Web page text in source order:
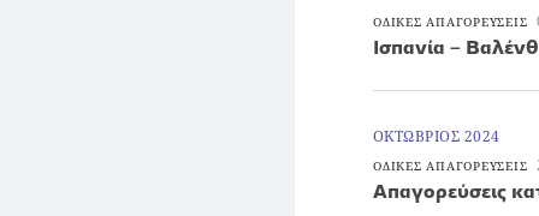
ΟΔΙΚΕΣ ΑΠΑΓΟΡΕΥΣΕΙΣ
Ισπανία –
ΟΚΤΩΒΡΙΟΣ 2024
ΟΔΙΚΕΣ ΑΠΑΓΟΡΕΥΣΕΙΣ
Απαγορεύσεις